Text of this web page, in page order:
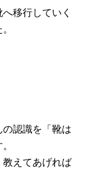
移行していく
認識を「靴は
教えてあげれば